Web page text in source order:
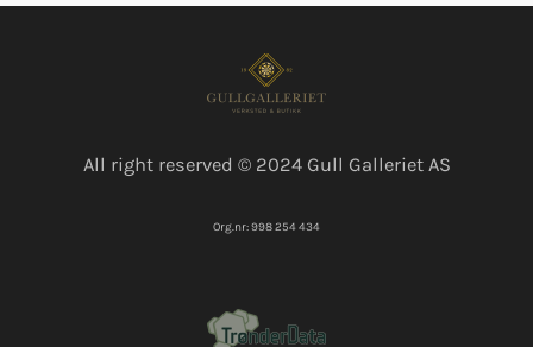
All right reserved © 2024 Gull Galleriet AS
Org.nr: 998 254 434